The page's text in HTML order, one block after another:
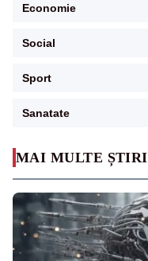
MAI MULTE
Economie
Social
Sport
Sanatate